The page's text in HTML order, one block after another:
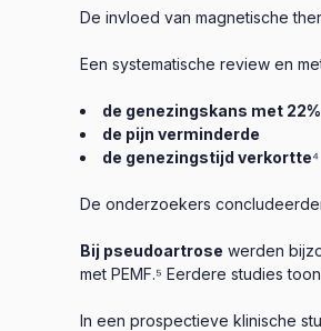
De invloed van magnetische
Een systematische review en
de genezingskans met
de pijn verminderde
de genezingstijd verkortte⁴
De onderzoekers
Bij pseudoartrose werden
met PEMF.⁵ Eerdere studies
In een prospectieve klinische